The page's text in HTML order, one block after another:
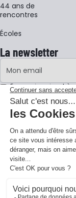
44 ans de
rencontres
Écoles
La newsletter
Adresse e-mail
En vous inscrivant à
confidentialité.
Retrouvons-nous